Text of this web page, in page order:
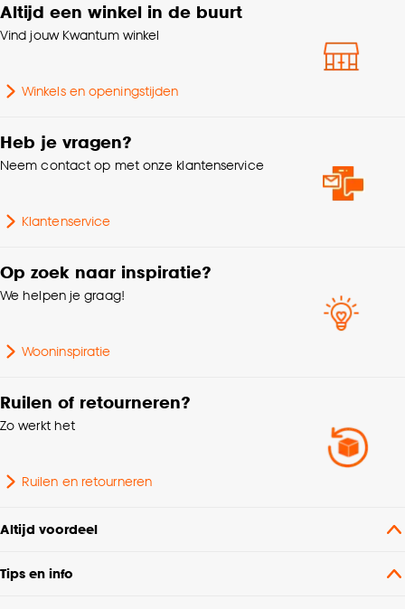
Altijd een winkel in de buurt
Vind jouw Kwantum winkel
Winkels en openingstijden
Heb je vragen?
Neem contact op met onze klantenservice
Klantenservice
Op zoek naar inspiratie?
We helpen je graag!
Wooninspiratie
Ruilen of retourneren?
Zo werkt het
Ruilen en retourneren
Altijd voordeel
Tips en info